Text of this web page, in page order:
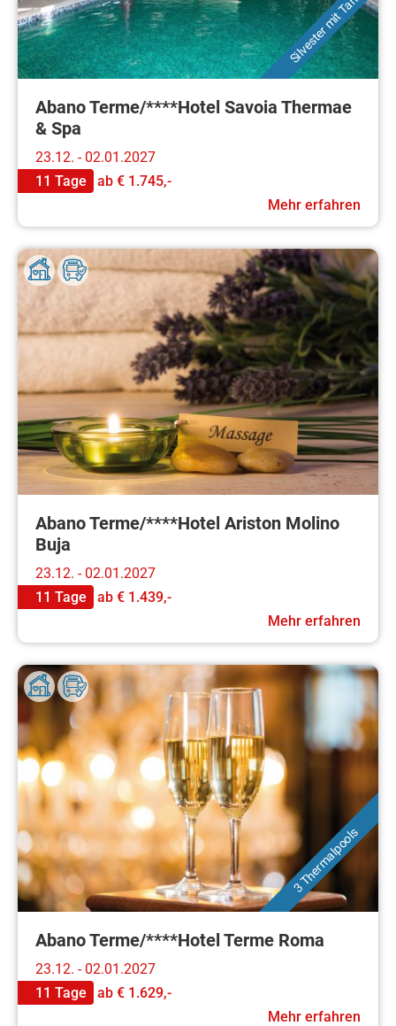
Silvester mit Tanz
Abano Terme/****Hotel Savoia Thermae
& Spa
23.12. - 02.01.2027
11 Tage
ab € 1.745,-
Mehr erfahren
Abano Terme/****Hotel Ariston Molino
Buja
23.12. - 02.01.2027
11 Tage
ab € 1.439,-
Mehr erfahren
3 Thermalpools
Abano Terme/****Hotel Terme Roma
23.12. - 02.01.2027
11 Tage
ab € 1.629,-
Mehr erfahren